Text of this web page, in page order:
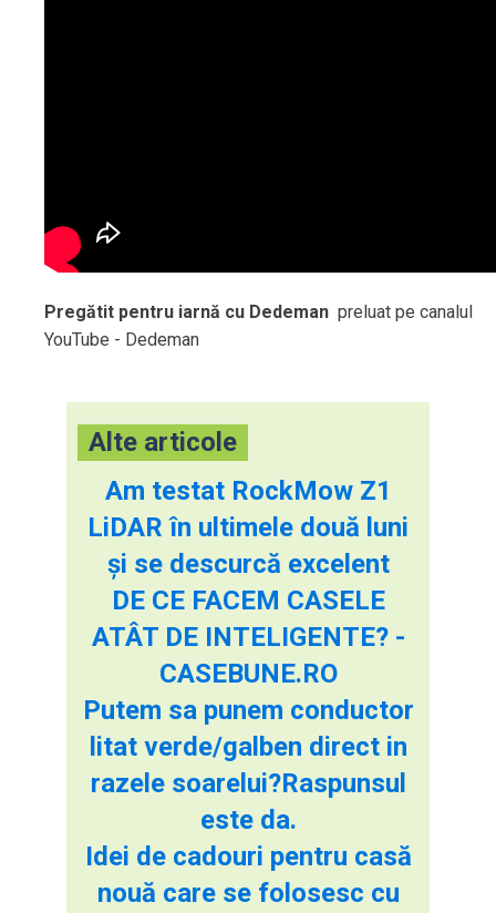
Pregătit pentru iarnă cu Dedeman preluat pe canalul
YouTube - Dedeman
Alte articole
Am testat RockMow Z1
LiDAR în ultimele două luni
și se descurcă excelent
DE CE FACEM CASELE
ATÂT DE INTELIGENTE? -
CASEBUNE.RO
Putem sa punem conductor
litat verde/galben direct in
razele soarelui?Raspunsul
este da.
Idei de cadouri pentru casă
nouă care se folosesc cu